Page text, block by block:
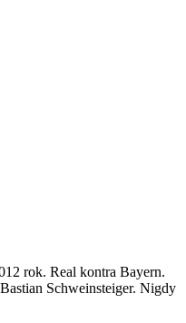
rok. Real kontra Bayern.
Schweinsteiger. Nigdy